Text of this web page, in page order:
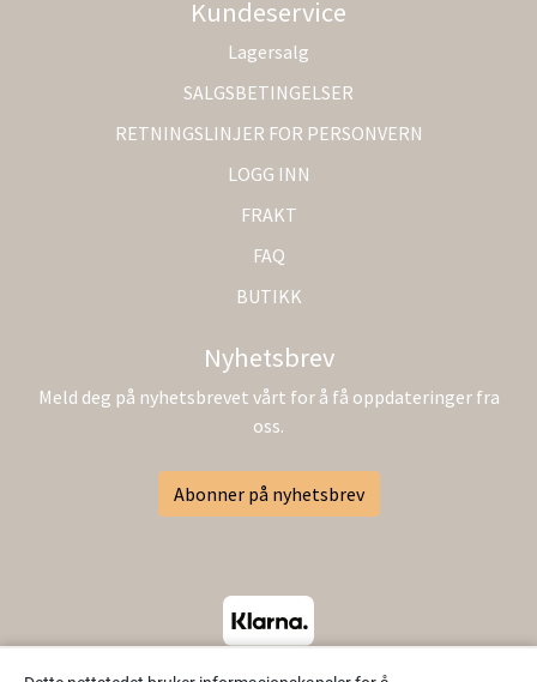
Kundeservice
Lagersalg
SALGSBETINGELSER
RETNINGSLINJER FOR PERSONVERN
LOGG INN
FRAKT
FAQ
BUTIKK
Nyhetsbrev
Meld deg på nyhetsbrevet vårt for å få oppdateringer fra
oss.
Abonner på nyhetsbrev